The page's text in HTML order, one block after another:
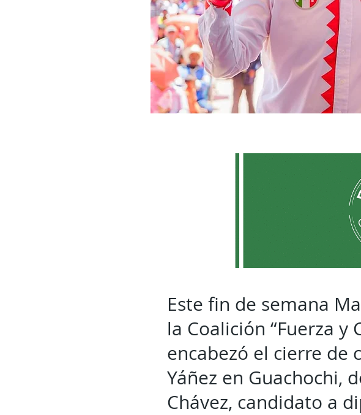
Este fin de semana
la Coalición “Fuerza y
encabezó el cierre de
Yáñez en Guachochi,
Chávez, candidato a